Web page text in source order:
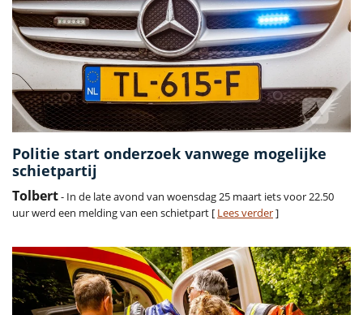
Politie start onderzoek vanwege mogelijke
schietpartij
Tolbert- In de late avond van woensdag 25 maart iets voor 22.50
uur werd een melding van een schietpart [ Lees verder]